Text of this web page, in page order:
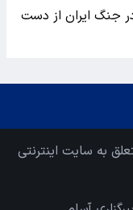
در جنگ ایران از دست
به سایت اینترنتی